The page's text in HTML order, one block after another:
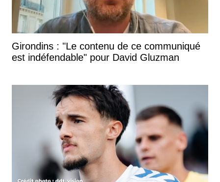
Girondins : "Le contenu de ce communiqué
est indéfendable" pour David Gluzman